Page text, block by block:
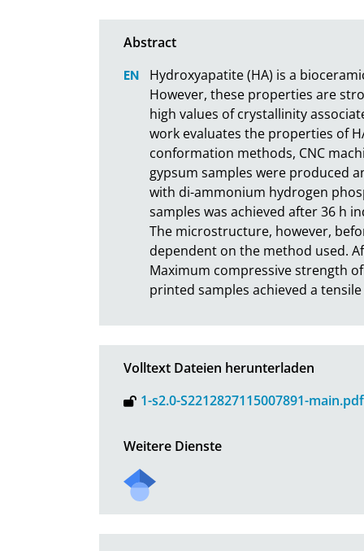
Hydroxyapatite (HA) is a
However, these properties are
high values of crystallinity
work evaluates the properties of
conformation methods, CNC
gypsum samples were produced
with di-ammonium hydrogen
samples was achieved after 36 h
The microstructure, however,
dependent on the method used.
Maximum compressive strength
printed samples achieved a
Volltext Dateien herunterladen
1-s2.0-S2212827115007891-main.pdf
Weitere Dienste